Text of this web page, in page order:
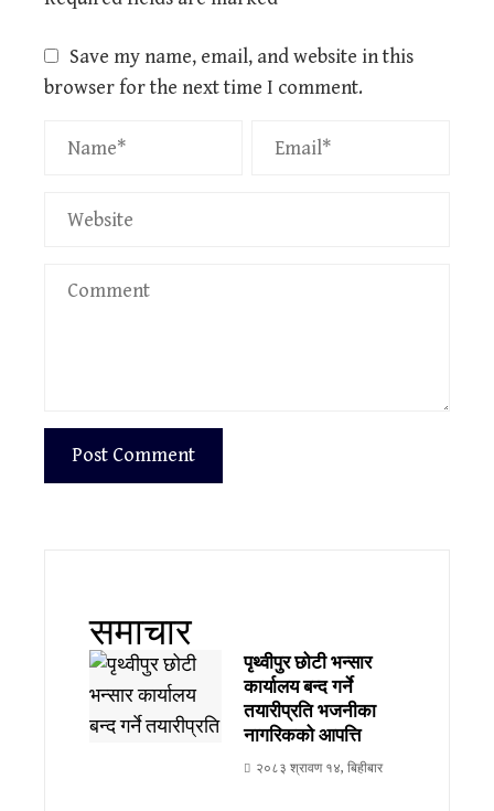
Save my name, email, and website in this
browser for the next time I comment.
समाचार
पृथ्वीपुर छोटी भन्सार
कार्यालय बन्द गर्ने
तयारीप्रति भजनीका
नागरिकको आपत्ति
२०८३ श्रावण १४, बिहीबार